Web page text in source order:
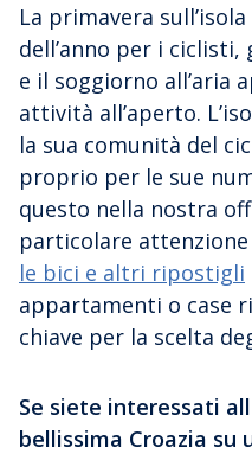
La primavera
dell’anno per i ciclisti,
e il soggiorno all’aria
attività all’aperto.
la sua comunità del
proprio per le sue
questo nella nostra
particolare
le bici e altri ripostigli
appartamenti o case
chiave per la scelta
Se siete interessati
bellissima Croazia su